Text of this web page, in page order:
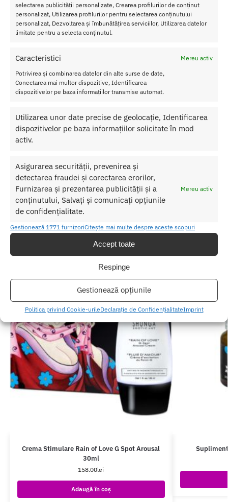
selectarea publicității personalizate, Crearea profilurilor de conținut
personalizat, Utilizarea profilurilor pentru selectarea conținutului
personalizat, Dezvoltarea și îmbunătățirea serviciilor, Utilizarea datelor
limitate pentru a selecta conținutul.
Caracteristici
Mereu activ
Potrivirea și combinarea datelor din alte surse de date,
Conectarea mai multor dispozitive, Identificarea
dispozitivelor pe baza informațiilor transmise automat.
Utilizarea unor date precise de geolocație, Identificarea
dispozitivelor pe baza informațiilor solicitate în mod
activ.
Asigurarea securității, prevenirea și
detectarea fraudei și corectarea erorilor,
Furnizarea și prezentarea publicității și a
conținutului, Salvați și comunicați opțiunile
de confidențialitate.
Mereu activ
Gestionează 1771 furnizoriCitește mai multe despre aceste scopuri
Accept toate
Respinge
Gestionează opțiunile
Politica privind Cookie-urileDeclarație de ConfidențialitateImprint
stimularii punctului G.
Mod de administare:
Se administreaza o capsula cu 45 de minute
Nu consumati mai mult de o capsula in 24 ore.
Nu administrati in cazul in care aveti probleme de inima sau
dificultati urinare, diabet.
Nu se administreaza de catre femeile insarcinate.
Cantitate:10 capsule
SKU: 8718247420032
Categorii: STIMULENTE,Afrodisiace,Cresterea potentei
Etichetă: Capsule Libido Power
Produse similare
Crema Stimulare Rain of Love G Spot Arousal
30ml
158.00lei
Adaugă în coș